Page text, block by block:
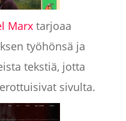
Marxtarjoaa
työhönsä ja
tekstiä, jotta
sivulta.